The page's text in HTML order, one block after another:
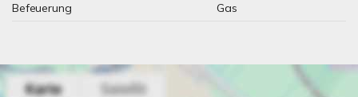
Befeuerung
Gas